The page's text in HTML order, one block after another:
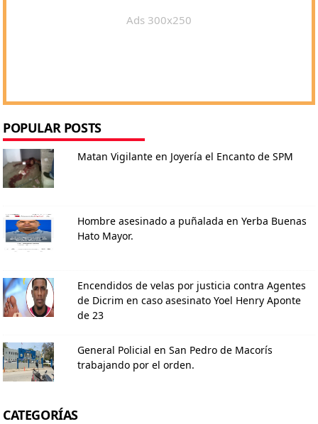
Ads 300x250
POPULAR POSTS
Matan Vigilante en Joyería el Encanto de SPM
Hombre asesinado a puñalada en Yerba Buenas
Hato Mayor.
Encendidos de velas por justicia contra Agentes
de Dicrim en caso asesinato Yoel Henry Aponte
de 23
General Policial en San Pedro de Macorís
trabajando por el orden.
CATEGORÍAS